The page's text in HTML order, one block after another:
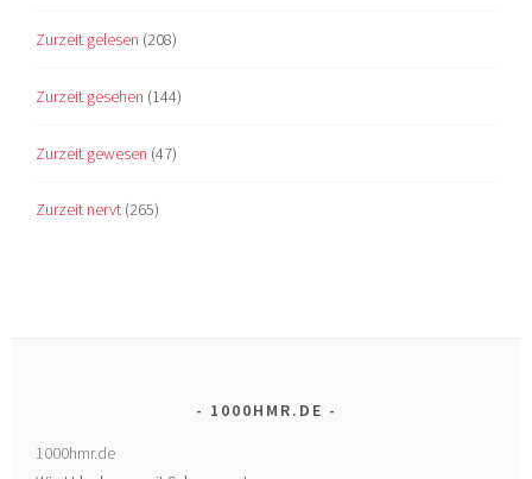
Zurzeit gelesen (208)
Zurzeit gesehen (144)
Zurzeit gewesen (47)
Zurzeit nervt (265)
1000HMR.DE
1000hmr.de